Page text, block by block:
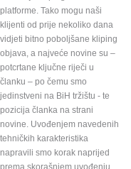
platforme. Tako mogu naši
klijenti od prije nekoliko dana
vidjeti bitno poboljšane kliping
objava, a najveće novine su –
potcrtane ključne riječi u
članku – po čemu smo
jedinstveni na BiH tržištu - te
pozicija članka na strani
novine. Uvođenjem navedenih
tehničkih karakteristika
napravili smo korak naprijed
prema skorašnjem uvođenju